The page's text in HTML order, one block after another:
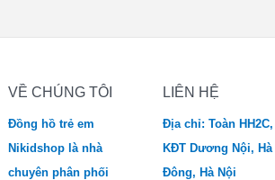
VỀ CHÚNG TÔI
Đồng hồ trẻ em
Nikidshop là nhà
chuyên phân phối
LIÊN HỆ
Địa chỉ: Toàn HH2C,
KĐT Dương Nội, Hà
Đông, Hà Nội